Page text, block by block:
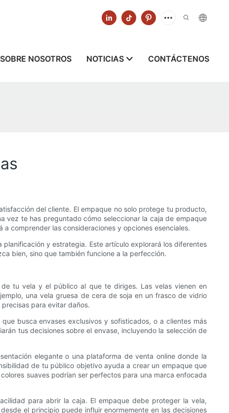
SOBRE NOSOTROS NOTICIAS CONTÁCTENOS
del cliente. El empaque no solo protege tu producto,
vez te has preguntado cómo seleccionar la caja de empaque
comprender las consideraciones y opciones esenciales.
y estrategia. Este artículo explorará los diferentes
bien, sino que también funcione a la perfección.
tu vela y el público al que te diriges. Las velas vienen en
una vela gruesa de cera de soja en un frasco de vidrio
para evitar daños.
busca envases exclusivos y sofisticados, o a clientes más
tus decisiones sobre el envase, incluyendo la selección de
elegante o una plataforma de venta online donde la
de tu público objetivo ayuda a crear un empaque que
suaves podrían ser perfectos para una marca enfocada
para abrir la caja. El empaque debe proteger la vela,
el principio puede influir enormemente en las decisiones